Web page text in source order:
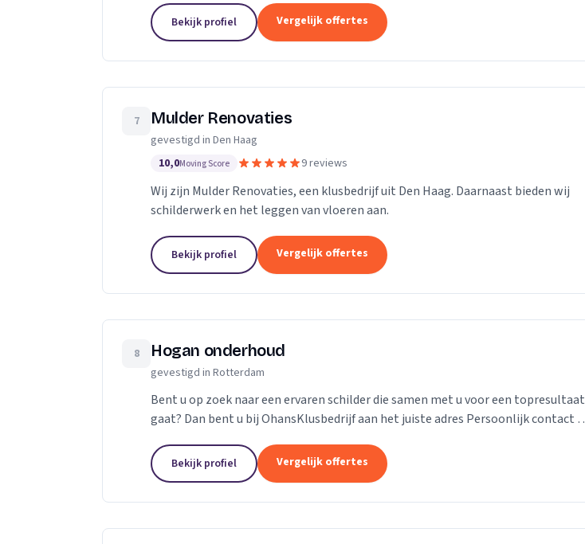
Bekijk profiel Vergelijk offertes
7 Mulder Renovaties
gevestigd in Den Haag
10,0Moving Score 9 reviews
Wij zijn Mulder Renovaties, een klusbedrijf uit Den Haag. Daarnaast bieden wij
schilderwerk en het leggen van vloeren aan.
Bekijk profiel Vergelijk offertes
8 Hogan onderhoud
gevestigd in Rotterdam
Bent u op zoek naar een ervaren schilder die samen met u voor een topresultaat
gaat? Dan bent u bij OhansKlusbedrijf aan het juiste adres Persoonlijk contact en
Bekijk profiel Vergelijk offertes